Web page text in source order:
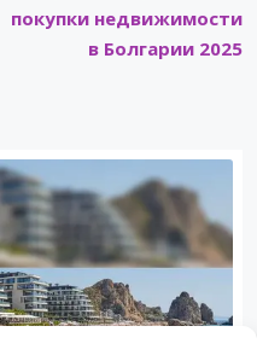
покупки недвижимости
в Болгарии 2025